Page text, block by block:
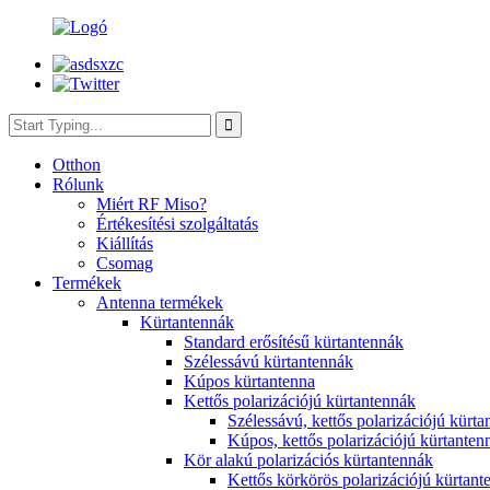
Otthon
Rólunk
Miért RF Miso?
Értékesítési szolgáltatás
Kiállítás
Csomag
Termékek
Antenna termékek
Kürtantennák
Standard erősítésű kürtantennák
Szélessávú kürtantennák
Kúpos kürtantenna
Kettős polarizációjú kürtantennák
Szélessávú, kettős polarizációjú
Kúpos, kettős polarizációjú
Kör alakú polarizációs kürtantennák
Kettős körkörös polarizációjú